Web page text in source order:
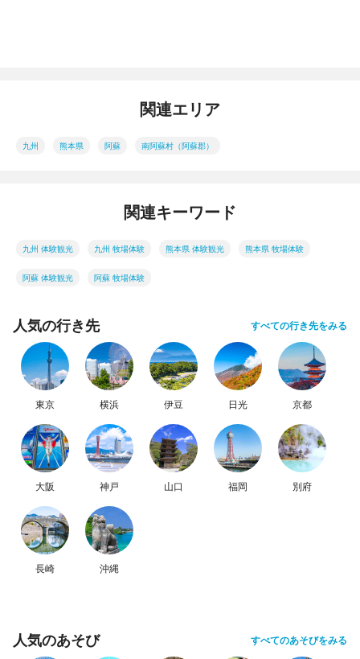
関連エリア
九州 熊本県 阿蘇 南阿蘇村（阿蘇郡）
関連キーワード
九州 体験観光 九州 牧場体験 熊本県 体験観光 熊本県 牧場体験
阿蘇 体験観光 阿蘇 牧場体験
人気の行き先 すべての行き先をみる
東京 横浜 伊豆 日光 京都
大阪 神戸 山口 福岡 別府
長崎 沖縄
人気のあそび すべてのあそびをみる